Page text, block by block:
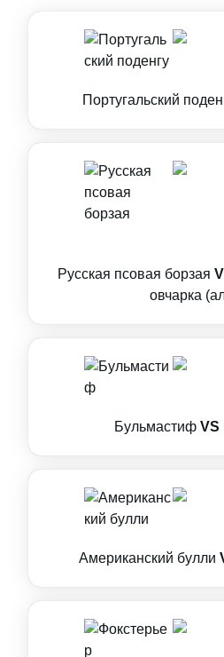
Португальский
Русская псовая борзая
овчарка
Бульмастиф VS
Американский булли